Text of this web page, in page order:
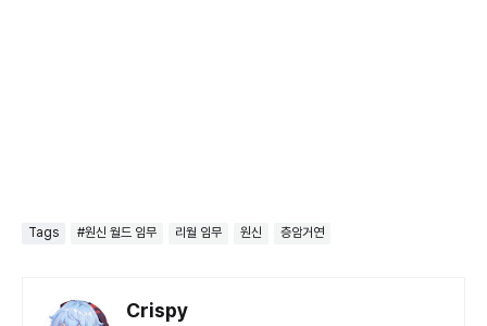
Tags #원신 월드 임무 리월 임무 원신 층암거연
Crispy